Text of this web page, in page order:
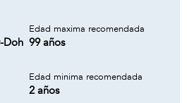
Doh
Edad maxima recomendada
99 años
Edad minima recomendada
2 años